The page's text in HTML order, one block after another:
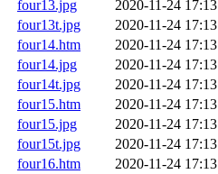
four13.jpg
2020-11-24 17:13
four13t.jpg
2020-11-24 17:13
four14.htm
2020-11-24 17:13
four14.jpg
2020-11-24 17:13
four14t.jpg
2020-11-24 17:13
four15.htm
2020-11-24 17:13
four15.jpg
2020-11-24 17:13
four15t.jpg
2020-11-24 17:13
four16.htm
2020-11-24 17:13